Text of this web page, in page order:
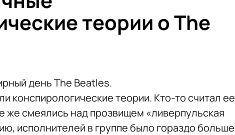
теории о The
день The Beatles.
конспирологические теории. Кто-то считал ее
же смеялись над прозвищем «ливерпульская
исполнителей в группе было гораздо больше